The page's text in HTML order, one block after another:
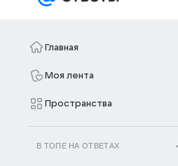
Главная
Моя лента
Пространства
В ТОПЕ НА ОТВЕТАХ